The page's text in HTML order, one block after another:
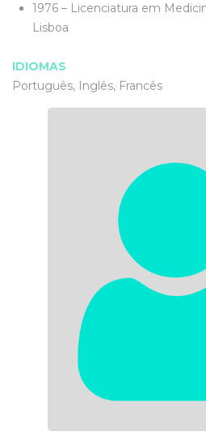
1976 – Licenciatura em
Lisboa
IDIOMAS
Português, Inglês, Francês